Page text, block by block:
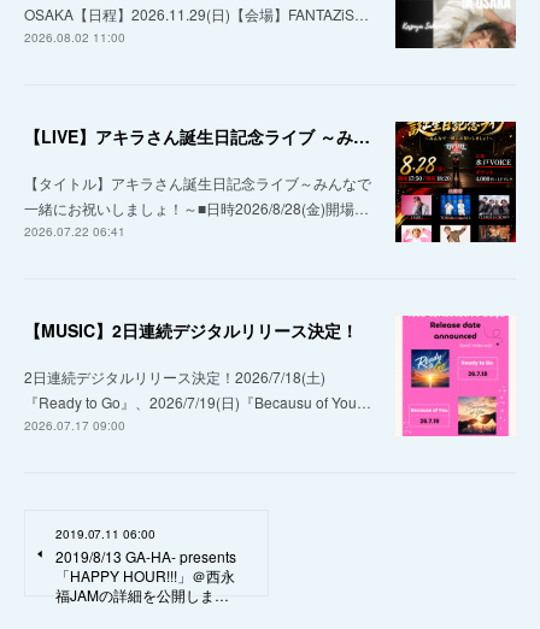
OSAKA【日程】2026.11.29(日)【会場】FANTAZiS…
2026.08.02 11:00
【LIVE】アキラさん誕生日記念ライブ ～みんなで一緒にお祝いしましょ！～
【タイトル】アキラさん誕生日記念ライブ～みんなで
一緒にお祝いしましょ！～■日時2026/8/28(金)開場…
2026.07.22 06:41
【MUSIC】2日連続デジタルリリース決定！
2日連続デジタルリリース決定！2026/7/18(土)
『Ready to Go』、2026/7/19(日)『Becausu of You…
2026.07.17 09:00
2019.07.11 06:00
2019/8/13 GA-HA- presents
「HAPPY HOUR!!!」＠西永
福JAMの詳細を公開しま…